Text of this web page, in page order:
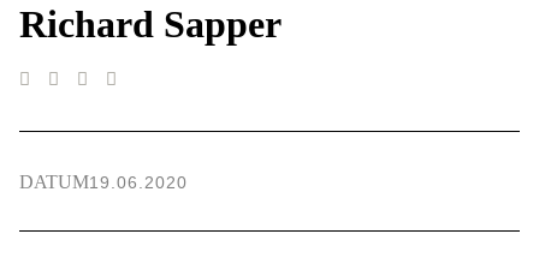
Richard Sapper
DATUM19.06.2020